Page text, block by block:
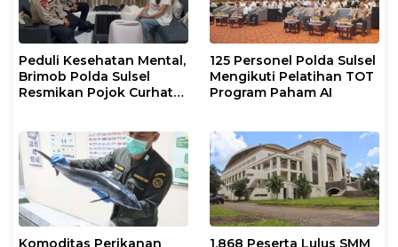
Peduli Kesehatan Mental,
Brimob Polda Sulsel
Resmikan Pojok Curhat
125 Personel Polda Sulsel
Mengikuti Pelatihan TOT
Program Paham AI
Komoditas Perikanan 1.868 Peserta Lulus SMM